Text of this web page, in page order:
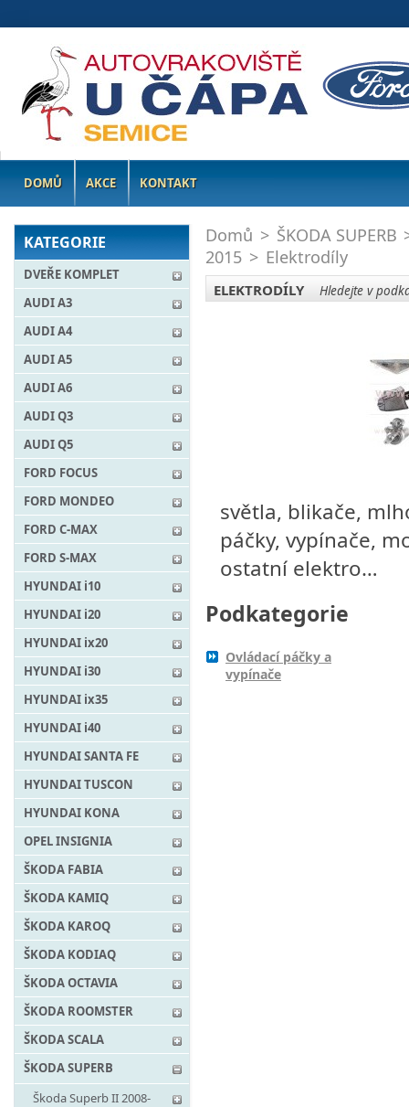
DOMŮ AKCE KONTAKT
KATEGORIE
DVEŘE KOMPLET
AUDI A3
AUDI A4
AUDI A5
AUDI A6
AUDI Q3
AUDI Q5
FORD FOCUS
FORD MONDEO
FORD C-MAX
FORD S-MAX
HYUNDAI i10
HYUNDAI i20
HYUNDAI ix20
HYUNDAI i30
HYUNDAI ix35
HYUNDAI i40
HYUNDAI SANTA FE
HYUNDAI TUSCON
HYUNDAI KONA
OPEL INSIGNIA
ŠKODA FABIA
ŠKODA KAMIQ
ŠKODA KAROQ
ŠKODA KODIAQ
ŠKODA OCTAVIA
ŠKODA ROOMSTER
ŠKODA SCALA
ŠKODA SUPERB
Škoda Superb II 2008-
Domů > ŠKODA SUPERB
2015 > Elektrodíly
ELEKTRODÍLY Hledejte v
světla, blikače,
páčky, vypínače,
ostatní elektro…
Podkategorie
Ovládací páčky a
vypínače